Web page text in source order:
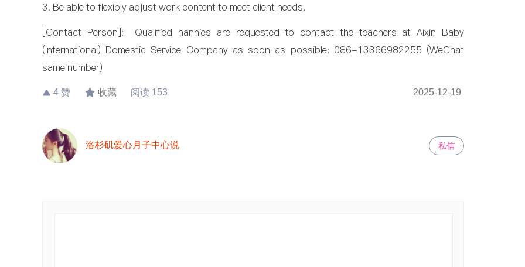
3. Be able to flexibly adjust work content to meet client needs.
[Contact Person]: Qualified nannies are requested to contact the teachers at Aixin Baby
(International) Domestic Service Company as soon as possible: 086-13366982255 (WeChat
same number)
4 赞 收藏 阅读 153 2025-12-19
洛杉矶爱心月子中心说 私信